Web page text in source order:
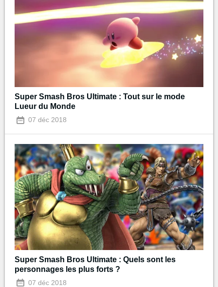
Super Smash Bros Ultimate : Tout sur le mode
Lueur du Monde
07 déc 2018
Super Smash Bros Ultimate : Quels sont les
personnages les plus forts ?
07 déc 2018